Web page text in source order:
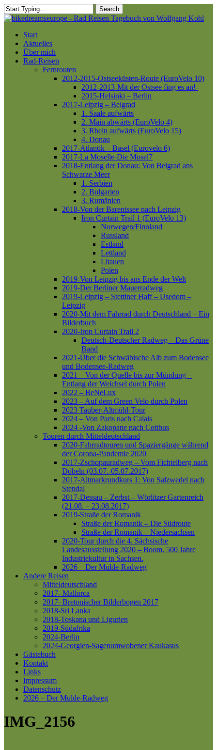
Skip
to
content
Search
Close
Menu
Start
Aktuelles
Über mich
Rad-Reisen
Fernrouten
2012-2015-Ostseeküsten-Route (EuroVelo 10)
2012-2013-Mit der Ostsee fing es an!-
2015-Helsinki – Berlin
2017-Leipzig – Belgrad
1. Saale aufwärts
2. Main abwärts (EuroVelo 4)
3. Rhein aufwärts (EuroVelo 15)
4. Donau
2017-Atlantik – Basel (Eurovelo 6)
2017-La Moselle-Die Mosel7
2018-Entlang der Donau: Von Belgrad ans
Schwarze Meer
1. Serbien
2. Bulgarien
3. Rumänien
2018-Von der Barentssee nach Leipzig
Iron Curtain Trail 1 (EuroVelo 13)
Norwegen/Finnland
Russland
Estland
Lettland
Litauen
Polen
2019-Von Leipzig bis ans Ende der Welt
2019-Der Berliner Mauerradweg
2019-Leipzig – Stettiner Haff – Usedom –
Leipzig
2020-Mit dem Fahrrad durch Deutschland – Ein
Bilderbuch
2020-Iron Curtain Trail 2
Deutsch-Deutscher Radweg – Das Grüne
Band
2021-Über die Schwäbische Alb zum Bodensee
und Bodensee-Radweg
2021 – Von der Quelle bis zur Mündung –
Entlang der Weichsel durch Polen
2022 – BeNeLux
2023 – Auf dem Green Velo durch Polen
2023 Tauber-Altmühl-Tour
2024 – Von Paris nach Calais
2024 -Von Zakopane nach Cottbus
Touren durch Mitteldeutschland
2020-Fahrradtouren und Spaziergänge während
der Corona-Pandemie 2020
2017-Zschopauradweg – Vom Fichtelberg nach
Döbeln (03.07.-05.07.2017)
2017-Altmarkrundkurs 1: Von Salzwedel nach
Stendal
2017-Dessau – Zerbst – Wörlitzer Gartenreich
(21.08. – 23.08.2017)
2019-Straße der Romanik
Straße der Romanik – Die Südroute
Straße der Romanik – Niedersachsen
2020-Tour durch die 4. Sächsische
Landesausstellung 2020 – Boom. 500 Jahre
Industriekultur in Sachsen.
2026 – Der Mulde-Radweg
Andere Reisen
Mitteldeutschland
2017- Mallorca
2017- Bretonischer Bilderbogen 2017
2018-Sri Lanka
2018-Toskana und Ligurien
2019-Südafrika
2024-Berlin
2024-Georgien-Sagenumwobener Kaukasus
Gästebuch
Kontakt
Links
Impressum
Datenschutz
2026 – Der Mulde-Radweg
IMG_2156